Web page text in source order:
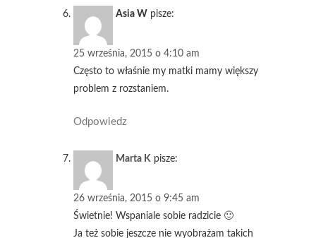
Asia W pisze:
25 września, 2015 o 4:10 am
Często to właśnie my matki mamy większy
problem z rozstaniem.
Odpowiedz
Marta K pisze:
26 września, 2015 o 9:45 am
Świetnie! Wspaniale sobie radzicie 🙂
Ja też sobie jeszcze nie wyobrażam takich